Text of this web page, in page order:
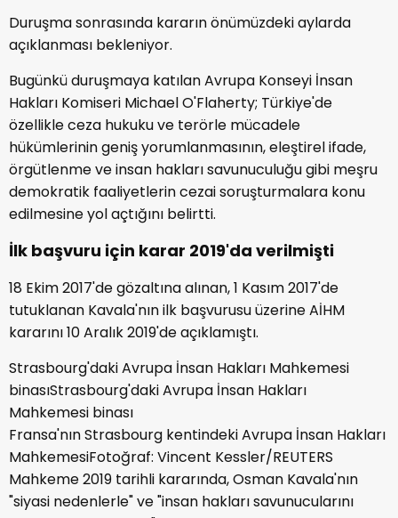
Duruşma sonrasında kararın önümüzdeki aylarda
açıklanması bekleniyor.
Bugünkü duruşmaya katılan Avrupa Konseyi İnsan
Hakları Komiseri Michael O'Flaherty; Türkiye'de
özellikle ceza hukuku ve terörle mücadele
hükümlerinin geniş yorumlanmasının, eleştirel ifade,
örgütlenme ve insan hakları savunuculuğu gibi meşru
demokratik faaliyetlerin cezai soruşturmalara konu
edilmesine yol açtığını belirtti.
İlk başvuru için karar 2019'da verilmişti
18 Ekim 2017'de gözaltına alınan, 1 Kasım 2017'de
tutuklanan Kavala'nın ilk başvurusu üzerine AİHM
kararını 10 Aralık 2019'de açıklamıştı.
Strasbourg'daki Avrupa İnsan Hakları Mahkemesi
binasıStrasbourg'daki Avrupa İnsan Hakları
Mahkemesi binası
Fransa'nın Strasbourg kentindeki Avrupa İnsan Hakları
MahkemesiFotoğraf: Vincent Kessler/REUTERS
Mahkeme 2019 tarihli kararında, Osman Kavala'nın
"siyasi nedenlerle" ve "insan hakları savunucularını